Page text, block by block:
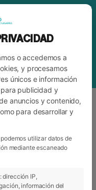
o accedemos a
y procesamos
únicos e información
publicidad y
anuncios y contenido,
para desarrollar y
utilizar datos de
mediante escaneado
IP,
información del